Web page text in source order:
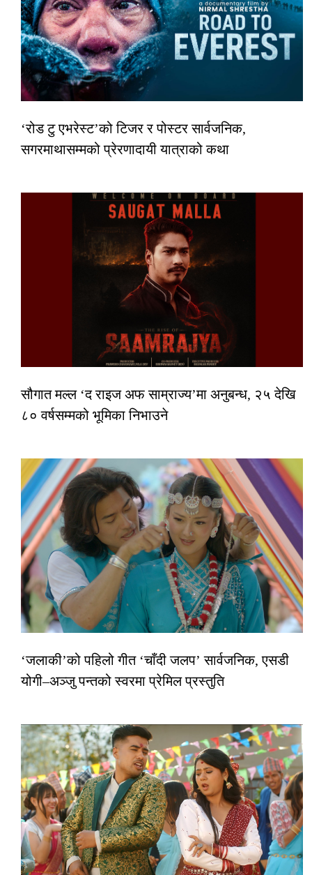
‘रोड टु एभरेस्ट’को टिजर र पोस्टर सार्वजनिक,
सगरमाथासम्मको प्रेरणादायी यात्राको कथा
सौगात मल्ल ‘द राइज अफ साम्राज्य’मा अनुबन्ध, २५ देखि
८० वर्षसम्मको भूमिका निभाउने
‘जलाकी’को पहिलो गीत ‘चाँदी जलप’ सार्वजनिक, एसडी
योगी–अञ्जु पन्तको स्वरमा प्रेमिल प्रस्तुति